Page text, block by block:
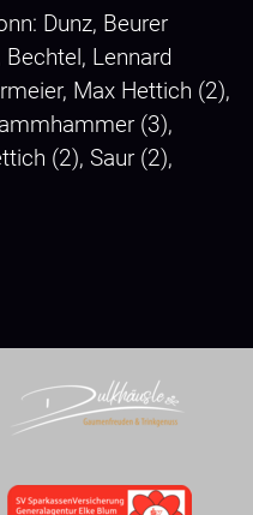
Dunz, Beurer
Lennard
Max Hettich (2),
(3),
(2), Saur (2),